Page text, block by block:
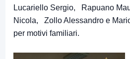
Lucariello Sergio, Rapuano
Nicola, Zollo Alessandro e
per motivi familiari.